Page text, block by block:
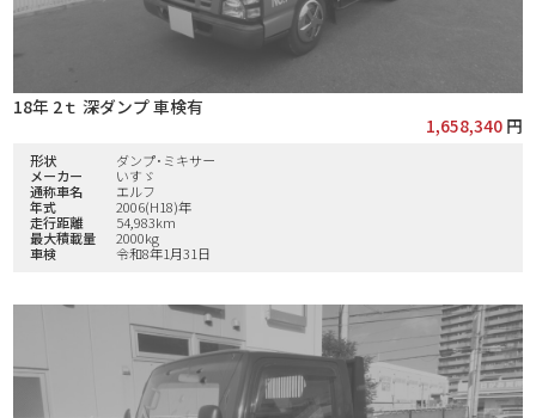
18年 2ｔ 深ダンプ 車検有
1,658,340円
形状
ダンプ･ミキサー
メーカー
いすゞ
通称車名
エルフ
年式
2006(H18)年
走行距離
54,983km
最大積載量
2000kg
車検
令和8年1月31日